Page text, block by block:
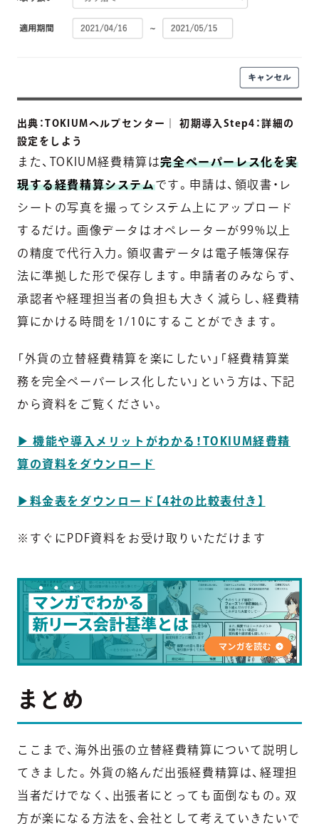
出典：TOKIUMヘルプセンター｜ 初期導入Step4：詳細の
設定をしよう
また、TOKIUM経費精算は完全ペーパーレス化を実
現する経費精算システムです。申請は、領収書・レ
シートの写真を撮ってシステム上にアップロード
するだけ。画像データはオペレーターが99%以上
の精度で代行入力。領収書データは電子帳簿保存
法に準拠した形で保存します。申請者のみならず、
承認者や経理担当者の負担も大きく減らし、経費精
算にかける時間を1/10にすることができます。
「外貨の立替経費精算を楽にしたい」「経費精算業
務を完全ペーパーレス化したい」という方は、下記
から資料をご覧ください。
▶︎ 機能や導入メリットがわかる！TOKIUM経費精
算の資料をダウンロード
▶︎料金表をダウンロード【4社の比較表付き】
※すぐにPDF資料をお受け取りいただけます
まとめ
ここまで、海外出張の立替経費精算について説明し
てきました。外貨の絡んだ出張経費精算は、経理担
当者だけでなく、出張者にとっても面倒なもの。双
方が楽になる方法を、会社として考えていきたいで